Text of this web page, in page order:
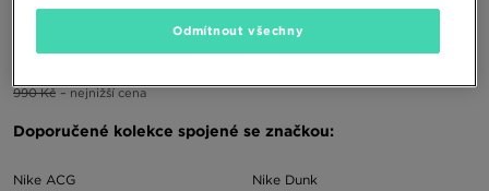
990 Kč – nejnižší cena
Doporučené kolekce spojené se značkou:
Nike ACG
Nike Dunk
Odmítnout všechny